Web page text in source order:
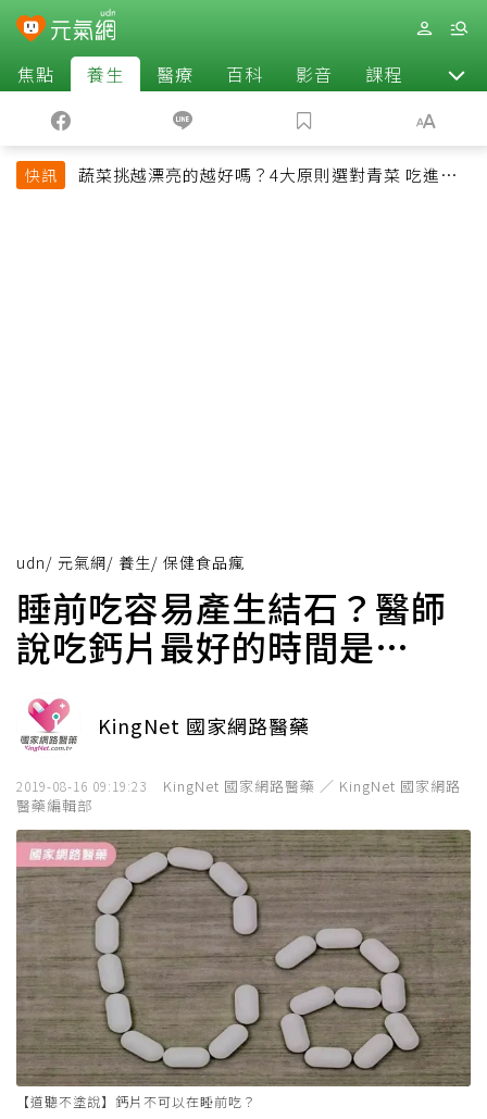
焦點 養生 醫療 百科 影音 課程 退休
快訊
蔬菜挑越漂亮的越好嗎？4大原則選對青菜 吃進纖
udn/ 元氣網/ 養生/ 保健食品瘋
睡前吃容易產生結石？醫師
說吃鈣片最好的時間是…
KingNet 國家網路醫藥
2019-08-16 09:19:23
KingNet 國家網路醫藥 ／ KingNet 國家網路
醫藥編輯部
【道聽不塗說】鈣片不可以在睡前吃？